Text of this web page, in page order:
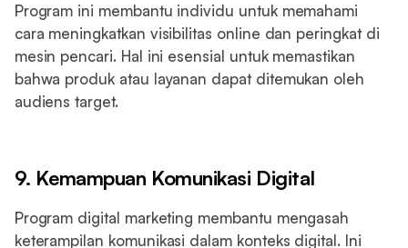
Program ini membantu individu untuk memahami
cara meningkatkan visibilitas online dan peringkat di
mesin pencari. Hal ini esensial untuk memastikan
bahwa produk atau layanan dapat ditemukan oleh
audiens target.
9. Kemampuan Komunikasi Digital
Program digital marketing membantu mengasah
keterampilan komunikasi dalam konteks digital. Ini